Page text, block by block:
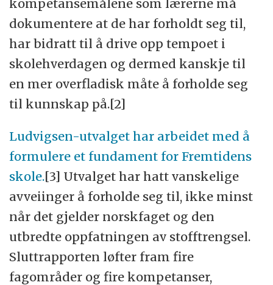
kompetansemålene som lærerne må
dokumentere at de har forholdt seg til,
har bidratt til å drive opp tempoet i
skolehverdagen og dermed kanskje til
en mer overfladisk måte å forholde seg
til kunnskap på.[2]
Ludvigsen-utvalget har arbeidet med å
formulere et fundament for Fremtidens
skole.[3] Utvalget har hatt vanskelige
avveiinger å forholde seg til, ikke minst
når det gjelder norskfaget og den
utbredte oppfatningen av stofftrengsel.
Sluttrapporten løfter fram fire
fagområder og fire kompetanser,